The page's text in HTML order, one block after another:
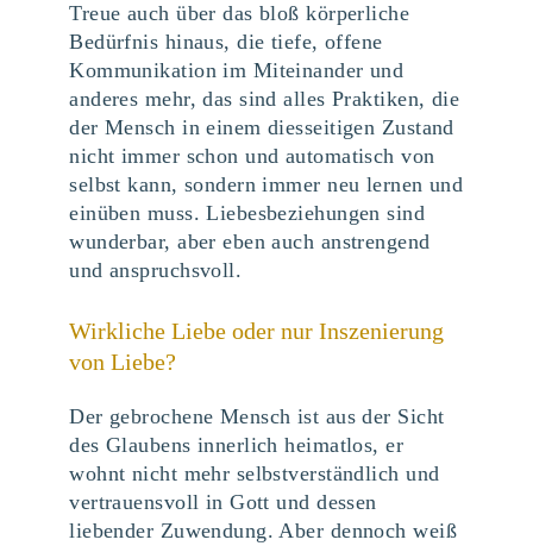
Treue auch über das bloß körperliche
Bedürfnis hinaus, die tiefe, offene
Kommunikation im Miteinander und
anderes mehr, das sind alles Praktiken, die
der Mensch in einem diesseitigen Zustand
nicht immer schon und automatisch von
selbst kann, sondern immer neu lernen und
einüben muss. Liebesbeziehungen sind
wunderbar, aber eben auch anstrengend
und anspruchsvoll.
Wirkliche Liebe oder nur Inszenierung
von Liebe?
Der gebrochene Mensch ist aus der Sicht
des Glaubens innerlich heimatlos, er
wohnt nicht mehr selbstverständlich und
vertrauensvoll in Gott und dessen
liebender Zuwendung. Aber dennoch weiß